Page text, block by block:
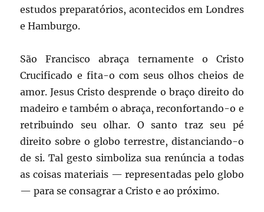
estudos preparatórios, acontecidos em Londres
e Hamburgo.
São Francisco abraça ternamente o Cristo
Crucificado e fita-o com seus olhos cheios de
amor. Jesus Cristo desprende o braço direito do
madeiro e também o abraça, reconfortando-o e
retribuindo seu olhar. O santo traz seu pé
direito sobre o globo terrestre, distanciando-o
de si. Tal gesto simboliza sua renúncia a todas
as coisas materiais — representadas pelo globo
— para se consagrar a Cristo e ao próximo.